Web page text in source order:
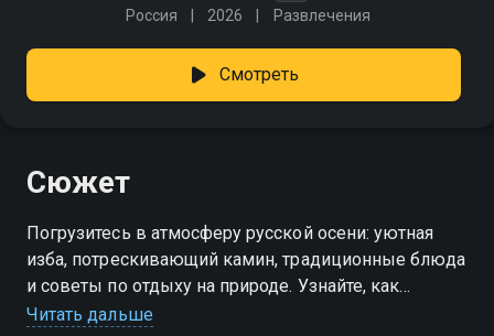
Россия 2026 Развлечения
Смотреть
Сюжет
Погрузитесь в атмосферу русской осени: уютная
изба, потрескивающий камин, традиционные блюда
и советы по отдыху на природе. Узнайте, как
провести время с пользой и удовольствием вдали
Читать дальше